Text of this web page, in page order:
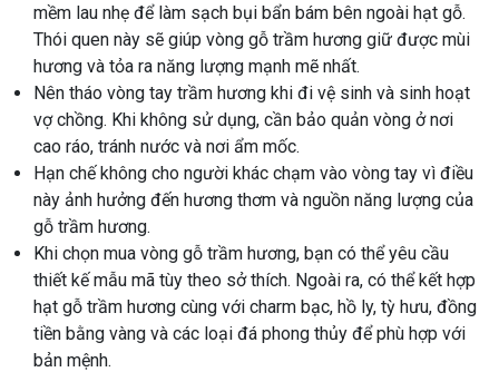
mềm lau nhẹ để làm sạch bụi bẩn bám bên ngoài hạt gỗ.
Thói quen này sẽ giúp vòng gỗ trầm hương giữ được mùi
hương và tỏa ra năng lượng mạnh mẽ nhất.
Nên tháo vòng tay trầm hương khi đi vệ sinh và sinh hoạt
vợ chồng. Khi không sử dụng, cần bảo quản vòng ở nơi
cao ráo, tránh nước và nơi ẩm mốc.
Hạn chế không cho người khác chạm vào vòng tay vì điều
này ảnh hưởng đến hương thơm và nguồn năng lượng của
gỗ trầm hương.
Khi chọn mua vòng gỗ trầm hương, bạn có thể yêu cầu
thiết kế mẫu mã tùy theo sở thích. Ngoài ra, có thể kết hợp
hạt gỗ trầm hương cùng với charm bạc, hồ ly, tỳ hưu, đồng
tiền bằng vàng và các loại đá phong thủy để phù hợp với
bản mệnh.